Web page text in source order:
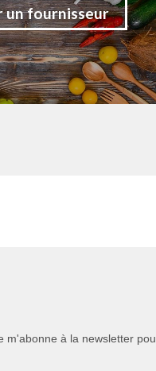
un fournisseur
m'abonne à la newsletter